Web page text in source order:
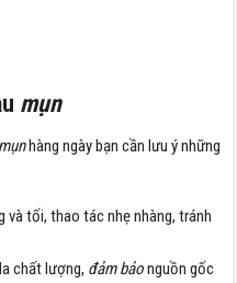
mụn
mụnhàng ngày bạn cần lưu ý những
và tối, thao tác nhẹ nhàng, tránh
chất lượng, đảm bảonguồn gốc